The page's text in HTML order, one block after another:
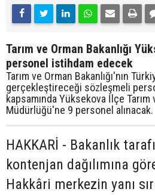
Tarım ve Orman Bakanlığı
personel istihdam edecek
Tarım ve Orman Bakanlığı'nın
gerçekleştireceği sözleşmeli
kapsamında Yüksekova İlçe Tarım
Müdürlüğü'ne 9 personel alınacak.
HAKKARİ - Bakanlık
kontenjan dağılımına
Hakkâri merkezin yanı